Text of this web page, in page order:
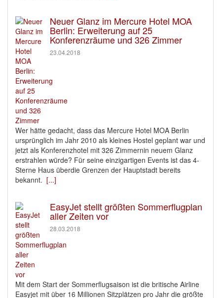
Neuer Glanz im Mercure Hotel MOA
Berlin: Erweiterung auf 25
Konferenzräume und 326 Zimmer
23.04.2018
Wer hätte gedacht, dass das Mercure Hotel MOA Berlin
ursprünglich im Jahr 2010 als kleines Hostel geplant war und
jetzt als Konferenzhotel mit 326 Zimmernin neuem Glanz
erstrahlen würde? Für seine einzigartigen Events ist das 4-
Sterne Haus überdie Grenzen der Hauptstadt bereits
bekannt. [...]
EasyJet stellt größten Sommerflugplan
aller Zeiten vor
28.03.2018
Mit dem Start der Sommerflugsaison ist die britische Airline
Easyjet mit über 16 Millionen Sitzplätzen pro Jahr die größte